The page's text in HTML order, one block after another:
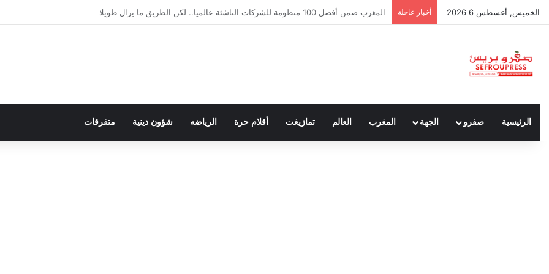
الخميس, أغسطس 6 2026 أخبار عاجلة سبتة ومليلية… حين يتحدث أنصار الديمقراطية بلسان الاستعمار
الرئيسية صفرو الجهة المغرب العالم تمازيغت أقلام حرة الرياضه شؤون دينية متفرقات